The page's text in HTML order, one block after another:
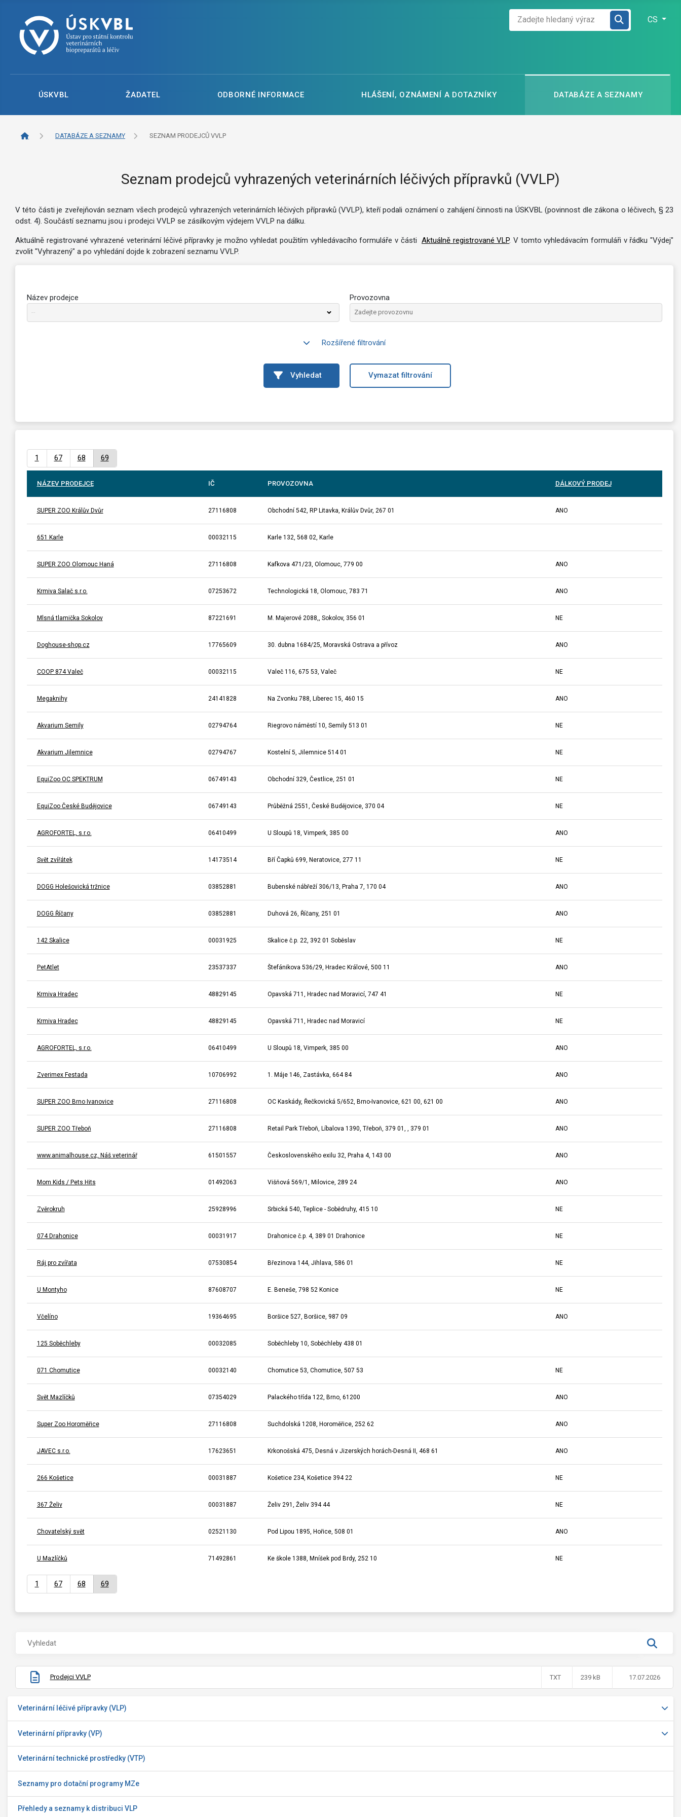
CS
ÚSKVBL ŽADATEL ODBORNÉ INFORMACE HLÁŠENÍ, OZNÁMENÍ A DOTAZNÍKY DATABÁZE A SEZNAMY
DATABÁZE A SEZNAMY SEZNAM PRODEJCŮ VVLP
Veterinární léčivé přípravky (VLP)
Veterinární přípravky (VP)
Veterinární technické prostředky (VTP)
Seznamy pro dotační programy MZe
Přehledy a seznamy k distribuci VLP
Seznam prodejců vyhrazených veterinárních léčivých přípravků (VVLP)
V této části je zveřejňován seznam všech prodejců vyhrazených veterinárních léčivých přípravků (VVLP), kteří podali oznámení o zahájení činnosti na ÚSKVBL (povinnost dle zákona o léčivech, § 23
odst. 4). Součástí seznamu jsou i prodejci VVLP se zásilkovým výdejem VVLP na dálku.
Aktuálně registrované vyhrazené veterinární léčivé přípravky je možno vyhledat použitím vyhledávacího formuláře v části Aktuálně registrované VLP. V tomto vyhledávacím formuláři v řádku "Výdej"
zvolit "Vyhrazený" a po vyhledání dojde k zobrazení seznamu VVLP.
Název prodejce
--
Provozovna
Rozšířené filtrování
Vyhledat Vymazat filtrování
1 67 68 69
NÁZEV PRODEJCE IČ PROVOZOVNA DÁLKOVÝ PRODEJ
SUPER ZOO Králův Dvůr 27116808 Obchodní 542, RP Litavka, Králův Dvůr, 267 01 ANO
651 Karle 00032115 Karle 132, 568 02, Karle
SUPER ZOO Olomouc Haná 27116808 Kafkova 471/23, Olomouc, 779 00 ANO
Krmiva Salač s.r.o. 07253672 Technologická 18, Olomouc, 783 71 ANO
Mlsná tlamička Sokolov 87221691 M. Majerové 2088,, Sokolov, 356 01 NE
Doghouse-shop.cz 17765609 30. dubna 1684/25, Moravská Ostrava a přívoz ANO
COOP 874 Valeč 00032115 Valeč 116, 675 53, Valeč NE
Megaknihy 24141828 Na Zvonku 788, Liberec 15, 460 15 ANO
Akvarium Semily 02794764 Riegrovo náměstí 10, Semily 513 01 NE
Akvarium Jilemnice 02794767 Kostelní 5, Jilemnice 514 01 NE
EquiZoo OC SPEKTRUM 06749143 Obchodní 329, Čestlice, 251 01 NE
EquiZoo České Budějovice 06749143 Průběžná 2551, České Budějovice, 370 04 NE
AGROFORTEL, s.r.o. 06410499 U Sloupů 18, Vimperk, 385 00 ANO
Svět zvířátek 14173514 Bří Čapků 699, Neratovice, 277 11 NE
DOGG Holešovická tržnice 03852881 Bubenské nábřeží 306/13, Praha 7, 170 04 ANO
DOGG Říčany 03852881 Duhová 26, Říčany, 251 01 ANO
142 Skalice 00031925 Skalice č.p. 22, 392 01 Soběslav NE
PetAtlet 23537337 Štefánikova 536/29, Hradec Králové, 500 11 ANO
Krmiva Hradec 48829145 Opavská 711, Hradec nad Moravicí, 747 41 NE
Krmiva Hradec 48829145 Opavská 711, Hradec nad Moravicí NE
AGROFORTEL, s.r.o. 06410499 U Sloupů 18, Vimperk, 385 00 ANO
Zverimex Festada 10706992 1. Máje 146, Zastávka, 664 84 ANO
SUPER ZOO Brno Ivanovice 27116808 OC Kaskády, Řečkovická 5/652, Brno-Ivanovice, 621 00, 621 00 ANO
SUPER ZOO Třeboň 27116808 Retail Park Třeboň, Líbalova 1390, Třeboň, 379 01, , 379 01 ANO
www.animalhouse.cz, Náš veterinář 61501557 Československého exilu 32, Praha 4, 143 00 ANO
Mom Kids / Pets Hits 01492063 Višňová 569/1, Milovice, 289 24 ANO
Zvěrokruh 25928996 Srbická 540, Teplice - Sobědruhy, 415 10 NE
074 Drahonice 00031917 Drahonice č.p. 4, 389 01 Drahonice NE
Ráj pro zvířata 07530854 Březinova 144, Jihlava, 586 01 NE
U Montyho 87608707 E. Beneše, 798 52 Konice NE
Včelíno 19364695 Boršice 527, Boršice, 987 09 ANO
125 Soběchleby 00032085 Soběchleby 10, Soběchleby 438 01
071 Chomutice 00032140 Chomutice 53, Chomutice, 507 53 NE
Svět Mazlíčků 07354029 Palackého třída 122, Brno, 61200 ANO
Super Zoo Horoměřice 27116808 Suchdolská 1208, Horoměřice, 252 62 ANO
JAVEC s.r.o. 17623651 Krkonošská 475, Desná v Jizerských horách-Desná II, 468 61 ANO
266 Košetice 00031887 Košetice 234, Košetice 394 22 NE
367 Želiv 00031887 Želiv 291, Želiv 394 44 NE
Chovatelský svět 02521130 Pod Lipou 1895, Hořice, 508 01 ANO
U Mazlíčků 71492861 Ke škole 1388, Mníšek pod Brdy, 252 10 NE
1 67 68 69
Prodejci VVLP TXT 239 kB 17.07.2026